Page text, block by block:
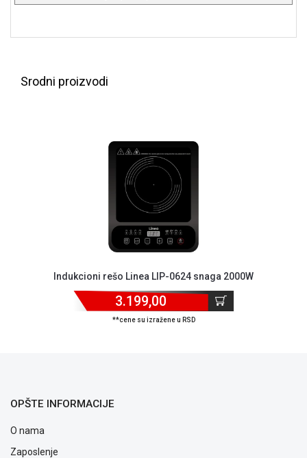
KRIPTO
Srodni proizvodi
Indukcioni rešo Linea LIP-0624 snaga 2000W
3.199,00
**cene su izražene u RSD
OPŠTE INFORMACIJE
O nama
Zaposlenje